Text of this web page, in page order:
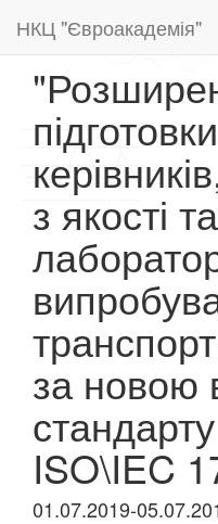
НКЦ "Євроакадемія"
з якості
за новою
ISO\IEC
01.07.2019-